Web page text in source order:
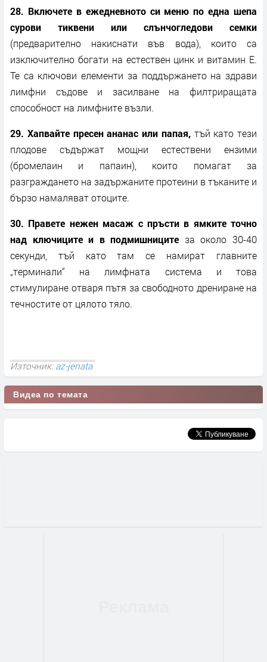
28. Включете в ежедневното си меню по една шепа
сурови тиквени или слънчогледови семки
(предварително накиснати във вода), които са
изключително богати на естествен цинк и витамин Е.
Те са ключови елементи за поддържането на здрави
лимфни съдове и засилване на филтриращата
способност на лимфните възли.
29. Хапвайте пресен ананас или папая,тъй като тези
плодове съдържат мощни естествени ензими
(бромелаин и папаин), които помагат за
разграждането на задържаните протеини в тъканите и
бързо намаляват отоците.
30. Правете нежен масаж с пръсти в ямките точно
над ключиците и в подмишниците за около 30-40
секунди, тъй като там се намират главните
„терминали“ на лимфната система и това
стимулиране отваря пътя за свободното дрениране на
течностите от цялото тяло.
Източник: az-jenata
Видеа по темата